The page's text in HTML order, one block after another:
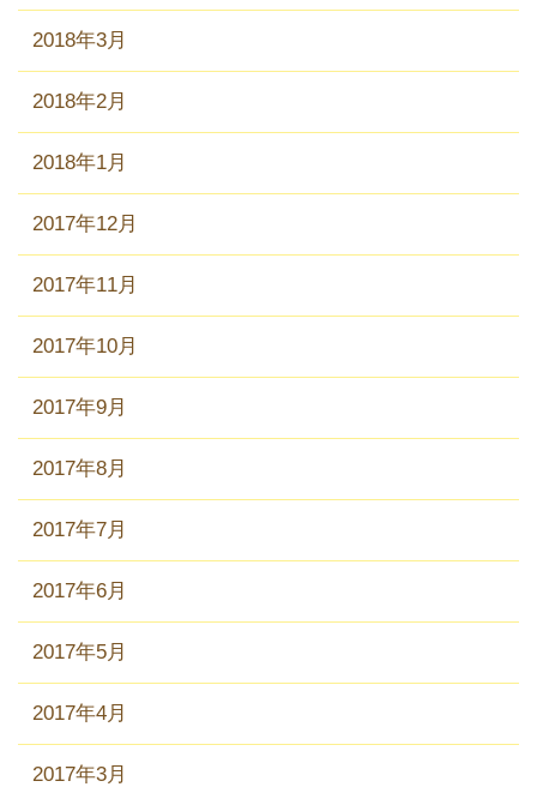
2018年3月
2018年2月
2018年1月
2017年12月
2017年11月
2017年10月
2017年9月
2017年8月
2017年7月
2017年6月
2017年5月
2017年4月
2017年3月